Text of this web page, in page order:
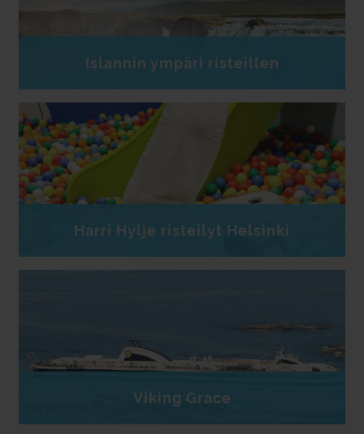
Islannin ympäri risteillen
Harri Hylje risteilyt Helsinki
Viking Grace